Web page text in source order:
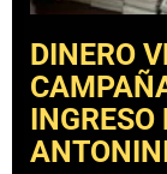
DINERO